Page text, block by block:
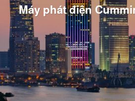
Máy phát điện